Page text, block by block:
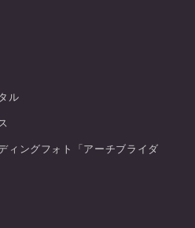
ル
ィングフォト「アーチブライダ